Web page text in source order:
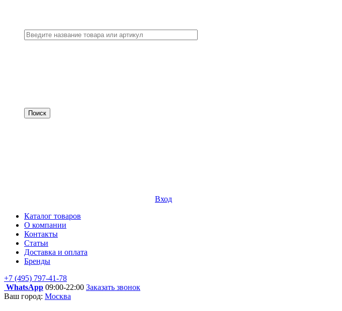
Вход
Каталог товаров
О компании
Контакты
Статьи
Доставка и оплата
Бренды
+7 (495) 797-41-78
WhatsApp 09:00-22:00 Заказать звонок
Ваш город: Москва